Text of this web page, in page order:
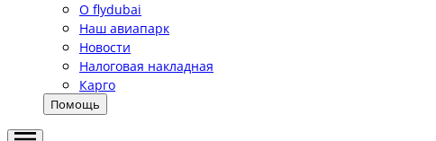
О flydubai
Наш авиапарк
Новости
Налоговая накладная
Карго
Помощь